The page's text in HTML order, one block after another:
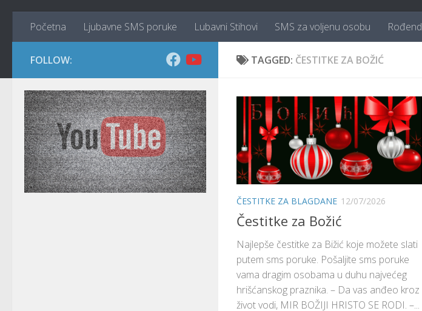
Početna Ljubavne SMS poruke Lubavni Stihovi SMS za voljenu osobu
TAGGED: ČESTITKE ZA BOŽIĆ
ČESTITKE ZA BLAGDANE 12/07/2026
Čestitke za Božić
Najlepše čestitke za Bižić koje možete slati
putem sms poruke. Pošaljite sms poruke
vama dragim osobama u duhu najvećeg
hrišćanskog praznika. – Da vas anđeo kroz
život vodi, MIR BOŽIJI HRISTO SE RODI. –...
FOLLOW: